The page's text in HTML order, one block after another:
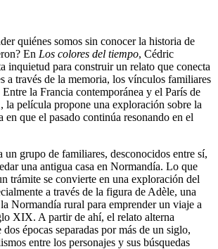
quiénes somos sin conocer la historia de
En Los colores del tiempo, Cédric
inquietud para construir un relato que conecta
a través de la memoria, los vínculos familiares
la Francia contemporánea y el París de
película propone una exploración sobre la
en que el pasado continúa resonando en el
un grupo de familiares, desconocidos entre sí,
una antigua casa en Normandía. Lo que
trámite se convierte en una exploración del
a través de la figura de Adèle, una
Normandía rural para emprender un viaje a
XIX. A partir de ahí, el relato alterna
dos épocas separadas por más de un siglo,
entre los personajes y sus búsquedas